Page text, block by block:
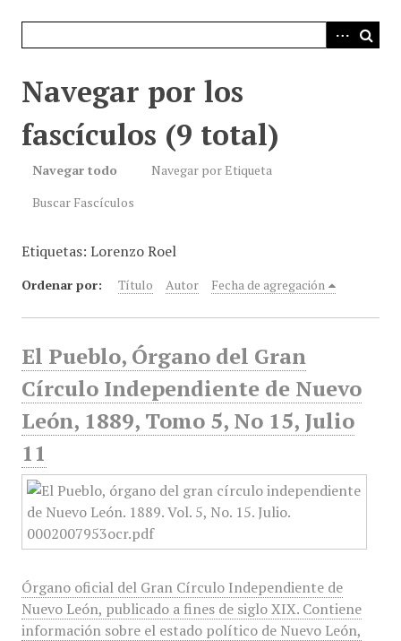
Navegar por los
fascículos (9 total)
Navegar todo
Navegar por Etiqueta
Buscar Fascículos
Etiquetas: Lorenzo Roel
Ordenar por: Título Autor Fecha de agregación
El Pueblo, Órgano del Gran
Círculo Independiente de Nuevo
León, 1889, Tomo 5, No 15, Julio
11
Órgano oficial del Gran Círculo Independiente de
Nuevo León, publicado a fines de siglo XIX. Contiene
información sobre el estado político de Nuevo León,